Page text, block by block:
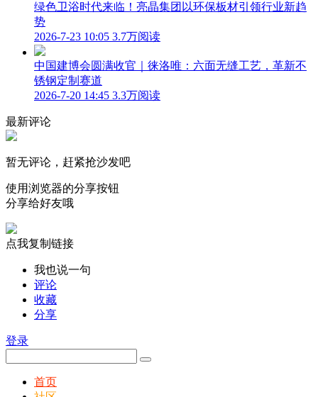
绿色卫浴时代来临！亮晶集团以环保板材引领行业新趋
势
2026-7-23 10:05 3.7万阅读
中国建博会圆满收官｜徕洛唯：六面无缝工艺，革新不
锈钢定制赛道
2026-7-20 14:45 3.3万阅读
最新评论
暂无评论，赶紧抢沙发吧
使用浏览器的分享按钮
分享给好友哦
点我复制链接
我也说一句
评论
收藏
分享
登录
首页